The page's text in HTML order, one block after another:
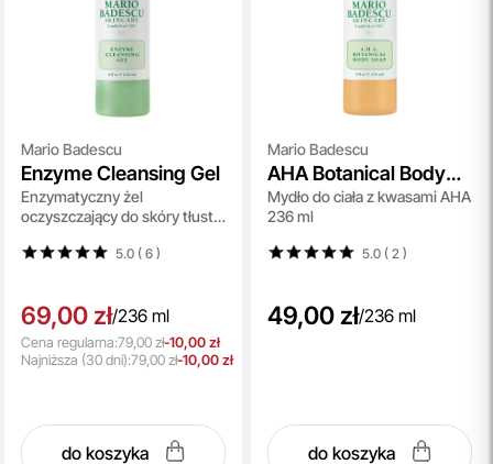
Mario Badescu
Enzyme Cleansing Gel
Enzymatyczny żel
oczyszczający do skóry tłustej
5.0 ( 6)
69,00 zł/236 ml
Cena regularna:79,00 zł-10,00 zł
Najniższa (30 dni):79,00 zł-10,00 zł
do koszyka
Mario Badescu
AHA Botanical Body
Soap
Mydło do ciała z kwasami AHA
236 ml
5.0 ( 2 )
49,00 zł/236 ml
do koszyka